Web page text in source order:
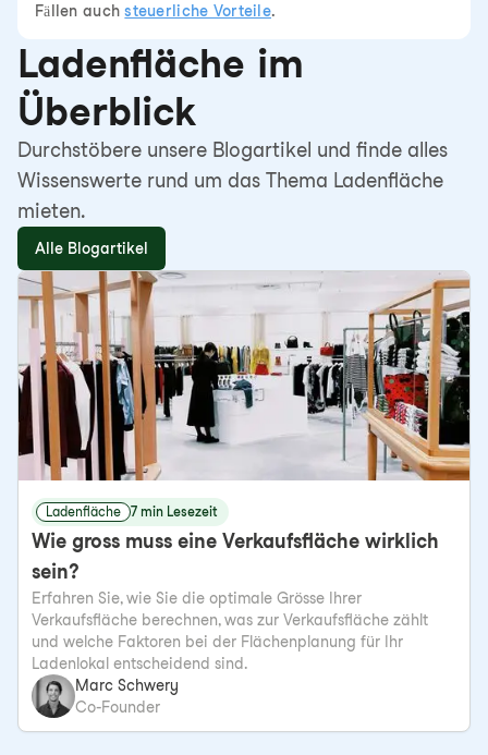
Fällen auchsteuerliche Vorteile.
Ladenfläche im
Überblick
Durchstöbere unsere Blogartikel und finde alles
Wissenswerte rund um das Thema Ladenfläche
mieten.
Alle Blogartikel
Ladenfläche 7 min Lesezeit
Wie gross muss eine Verkaufsfläche wirklich
sein?
Erfahren Sie, wie Sie die optimale Grösse Ihrer
Verkaufsfläche berechnen, was zur Verkaufsfläche zählt
und welche Faktoren bei der Flächenplanung für Ihr
Ladenlokal entscheidend sind.
Marc Schwery
Co-Founder